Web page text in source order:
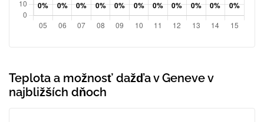
Teplota a možnosť dažďa v Geneve v
najbližších dňoch